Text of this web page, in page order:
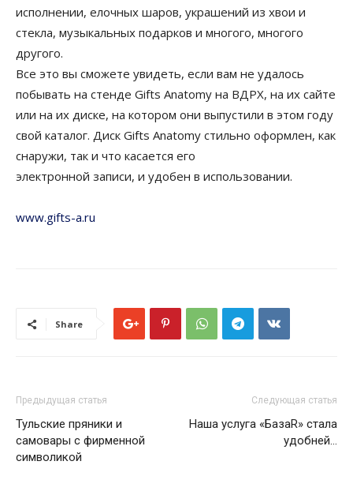
исполнении, елочных шаров, украшений из хвои и
стекла, музыкальных подарков и многого, многого
другого.
Все это вы сможете увидеть, если вам не удалось
побывать на стенде Gifts Anatomy на ВДРХ, на их сайте
или на их диске, на котором они выпустили в этом году
свой каталог. Диск Gifts Anatomy стильно оформлен, как
снаружи, так и что касается его
электронной записи, и удобен в использовании.
www.gifts-a.ru
Share
Предыдущая статья
Тульские пряники и
самовары с фирменной
символикой
Следующая статья
Наша услуга «БазаR» стала
удобней…